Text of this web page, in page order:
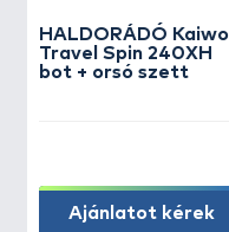
HALDORÁDÓ Kaiwo
Travel Spin 240XH
bot + orsó szett
Ajánlatot kérek